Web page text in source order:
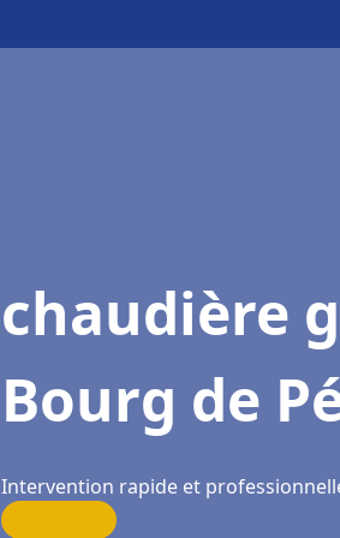
chaudière
Bourg de
Intervention rapide et